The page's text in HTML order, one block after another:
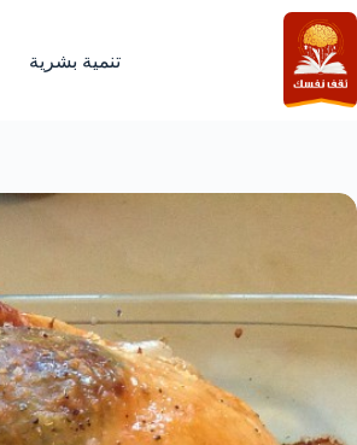
التجاوز
إلى
المحتوى
تنمية بشرية